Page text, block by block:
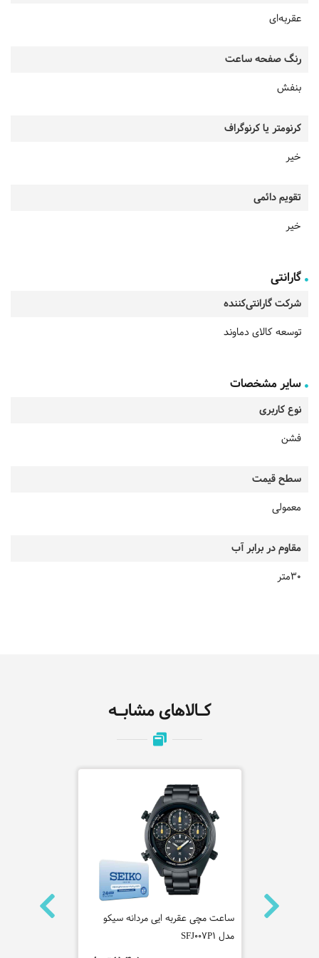
عقربه‌ای
رنگ صفحه ساعت
بنفش
کرنومتر یا کرنوگراف
خیر
تقویم دائمی
خیر
گارانتی
شرکت گارانتی‌کننده
توسعه کالای دماوند
سایر مشخصات
نوع کاربری
فشن
سطح قیمت
معمولی
مقاوم در برابر آب
30متر
کـالاهای مشابـه
ساعت مچی عقربه ایی مردانه سیکو
مدل SFJ007P1